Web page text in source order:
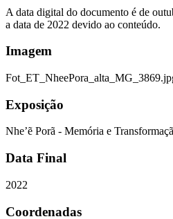
A data digital do documento é de
a data de 2022 devido ao conteúdo.
Imagem
Exposição
Nhe’ẽ Porã - Memória e
Data Final
2022
Coordenadas